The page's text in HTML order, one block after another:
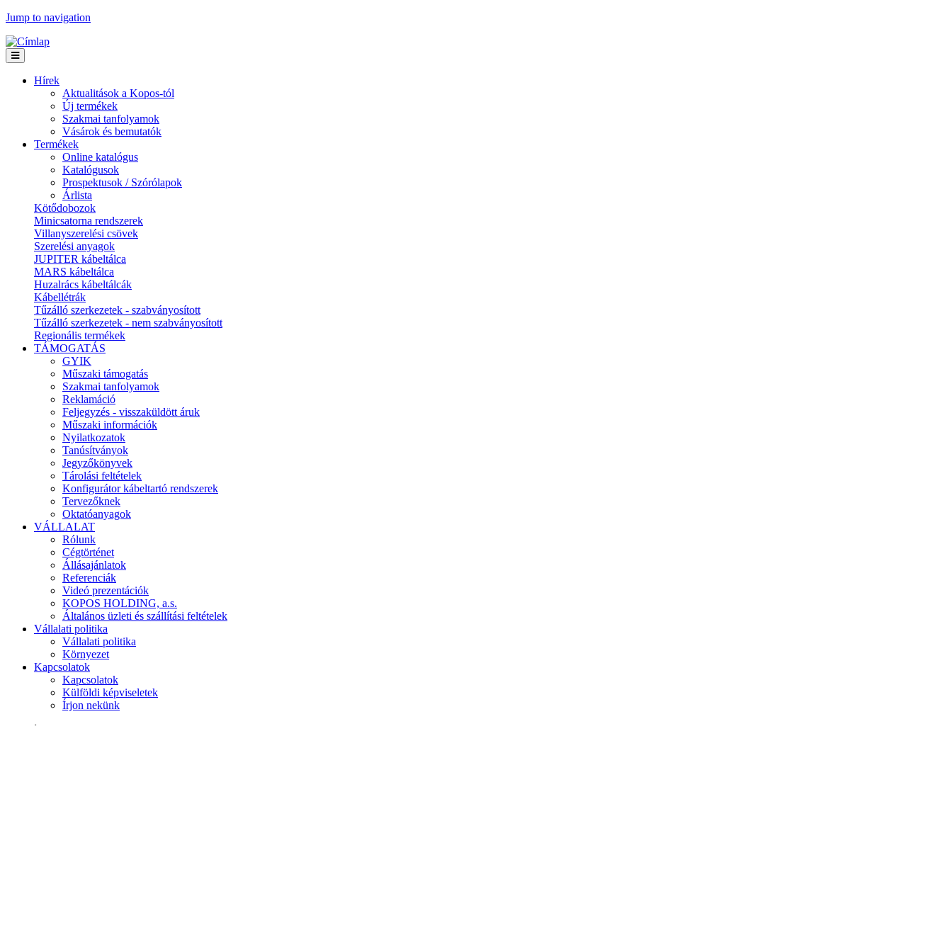
Jump to navigation
Hírek
Aktualitások a Kopos-tól
Új termékek
Szakmai tanfolyamok
Vásárok és bemutatók
Termékek
Online katalógus
Katalógusok
Prospektusok / Szórólapok
Árlista
Kötődobozok
Minicsatorna rendszerek
Villanyszerelési csövek
Szerelési anyagok
JUPITER kábeltálca
MARS kábeltálca
Huzalrács kábeltálcák
Kábellétrák
Tűzálló szerkezetek - szabványosított
Tűzálló szerkezetek - nem szabványosított
Regionális termékek
TÁMOGATÁS
GYIK
Műszaki támogatás
Szakmai tanfolyamok
Reklamáció
Feljegyzés - visszaküldött áruk
Műszaki információk
Nyilatkozatok
Tanúsítványok
Jegyzőkönyvek
Tárolási feltételek
Konfigurátor kábeltartó rendszerek
Tervezőknek
Oktatóanyagok
VÁLLALAT
Rólunk
Cégtörténet
Állásajánlatok
Referenciák
Videó prezentációk
KOPOS HOLDING, a.s.
Általános üzleti és szállítási feltételek
Vállalati politika
Vállalati politika
Környezet
Kapcsolatok
Kapcsolatok
Külföldi képviseletek
Írjon nekünk
Keresés